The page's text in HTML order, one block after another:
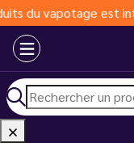
aux moins de